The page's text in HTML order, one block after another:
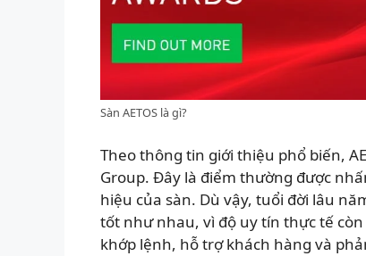
Sàn AETOS là gì?
Theo thông tin giới thiệu phổ biến,
Group. Đây là điểm thường được
hiệu của sàn. Dù vậy, tuổi đời lâu
tốt như nhau, vì độ uy tín thực tế
khớp lệnh, hỗ trợ khách hàng và